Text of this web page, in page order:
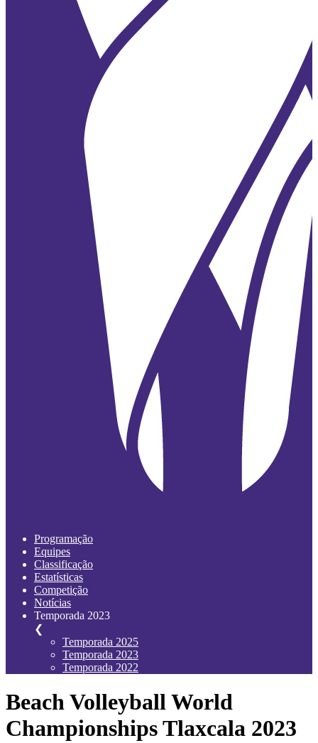
Programação
Equipes
Classificação
Estatísticas
Competição
Notícias
Temporada 2023
❮
Temporada 2025
Temporada 2023
Temporada 2022
Beach Volleyball World
Championships Tlaxcala 2023